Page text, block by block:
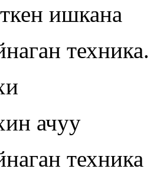
ишкана
техника.
ачуу
техника